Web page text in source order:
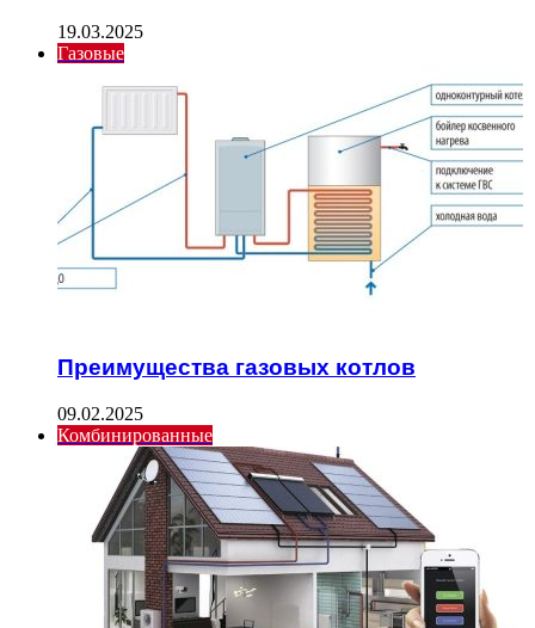
19.03.2025
Газовые
Преимущества газовых котлов
09.02.2025
Комбинированные